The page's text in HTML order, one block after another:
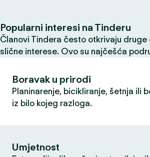
Popularni interesi na Tinderu
Članovi Tindera često otkrivaju druge
slične interese. Ovo su najčešća
Boravak u prirodi
Planinarenje, bicikliranje, šetnja ili
iz bilo kojeg razloga.
Umjetnost